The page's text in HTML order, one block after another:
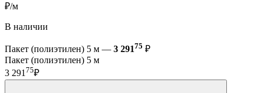
₽/м
В наличии
Пакет (полиэтилен) 5 м — 3 29175 ₽
Пакет (полиэтилен) 5 м
3 29175₽